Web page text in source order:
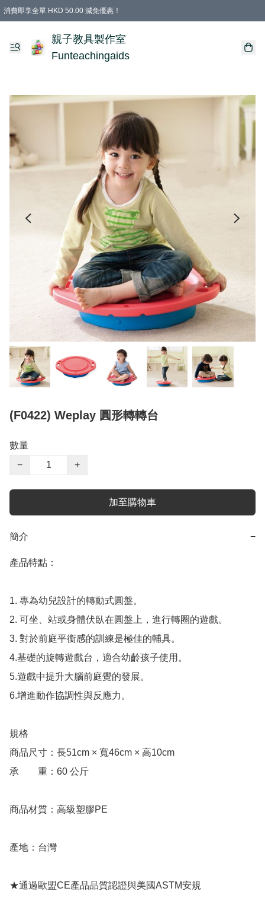
消費即享全單 HKD 50.00 減免優惠！
購物滿 HKD 699.00即享免運費優惠！（適用於 特定的送貨方式 )
凡購物滿HKD 699.00，即享免費禮品
親子教具製作室
Funteachingaids
(F0422) Weplay 圓形轉轉台
數量
−
+
加至購物車
簡介 −
產品特點：
1. 專為幼兒設計的轉動式圓盤。
2. 可坐、站或身體伏臥在圓盤上，進行轉圈的遊戲。
3. 對於前庭平衡感的訓練是極佳的輔具。
4.基礎的旋轉遊戲台，適合幼齡孩子使用。
5.遊戲中提升大腦前庭覺的發展。
6.增進動作協調性與反應力。
規格
商品尺寸：長51cm × 寬46cm × 高10cm
承　　重：60 公斤
商品材質：高級塑膠PE
產地：台灣
★通過歐盟CE產品品質認證與美國ASTM安規